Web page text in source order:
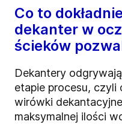
Co to
dekanter w
ścieków
Dekantery
etapie procesu, czyli
wirówki
maksymalnej ilości